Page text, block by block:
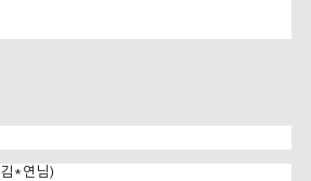
김*연님)